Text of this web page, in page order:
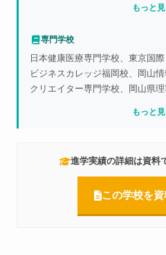
学、東洋大学、駒澤大学、専修
外国語大学、國學院大學、獨協
学、北里大学、杏林大学、東京
工業大学、神田外語大学、名城
学、武蔵野美術大学、多摩美術
もっと
専門学校
日本健康医療専門学校、東京国
ビジネスカレッジ福岡校、岡山
クリエイター専門学校、岡山県
学校、美作市スポーツ医療看護
デザイン専門学校、鎌倉女子大
もっと
進学実績の詳細は資料
この学校を